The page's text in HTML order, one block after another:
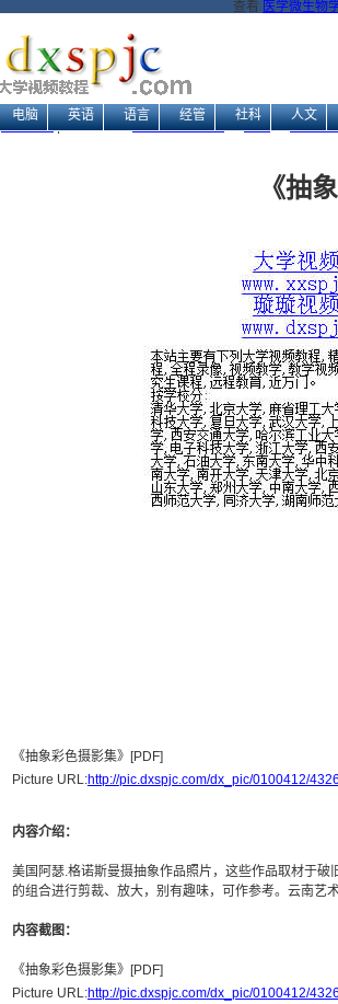
查看 医学微生物
电脑 英语 语言 经管 社科 人文
网站地图| 当前位置：大学视频教程网→文艺→摄影摄
《抽
Picture URL:http://pic.dxspjc.com/dx_pic/0100412/
内容介绍：
美国阿瑟.格诺斯曼摄抽象作品照片，这些作品取材于
的组合进行剪裁、放大，别有趣味，可作参考。云南艺
内容截图：
Picture URL:http://pic.dxspjc.com/dx_pic/0100412/